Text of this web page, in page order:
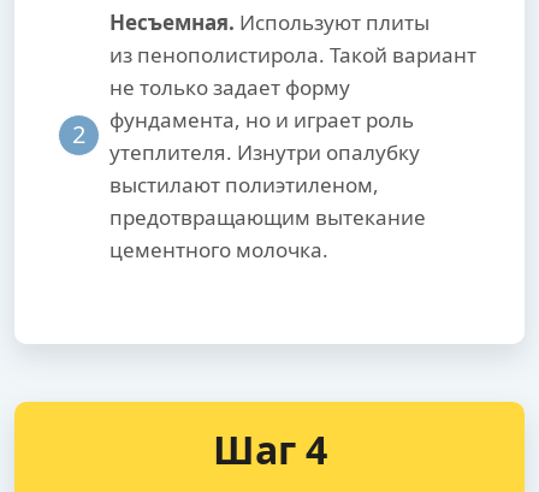
2
Несъемная. Используют плиты
из пенополистирола. Такой вариант
не только задает форму
фундамента, но и играет роль
утеплителя. Изнутри опалубку
выстилают полиэтиленом,
предотвращающим вытекание
цементного молочка.
Шаг 4